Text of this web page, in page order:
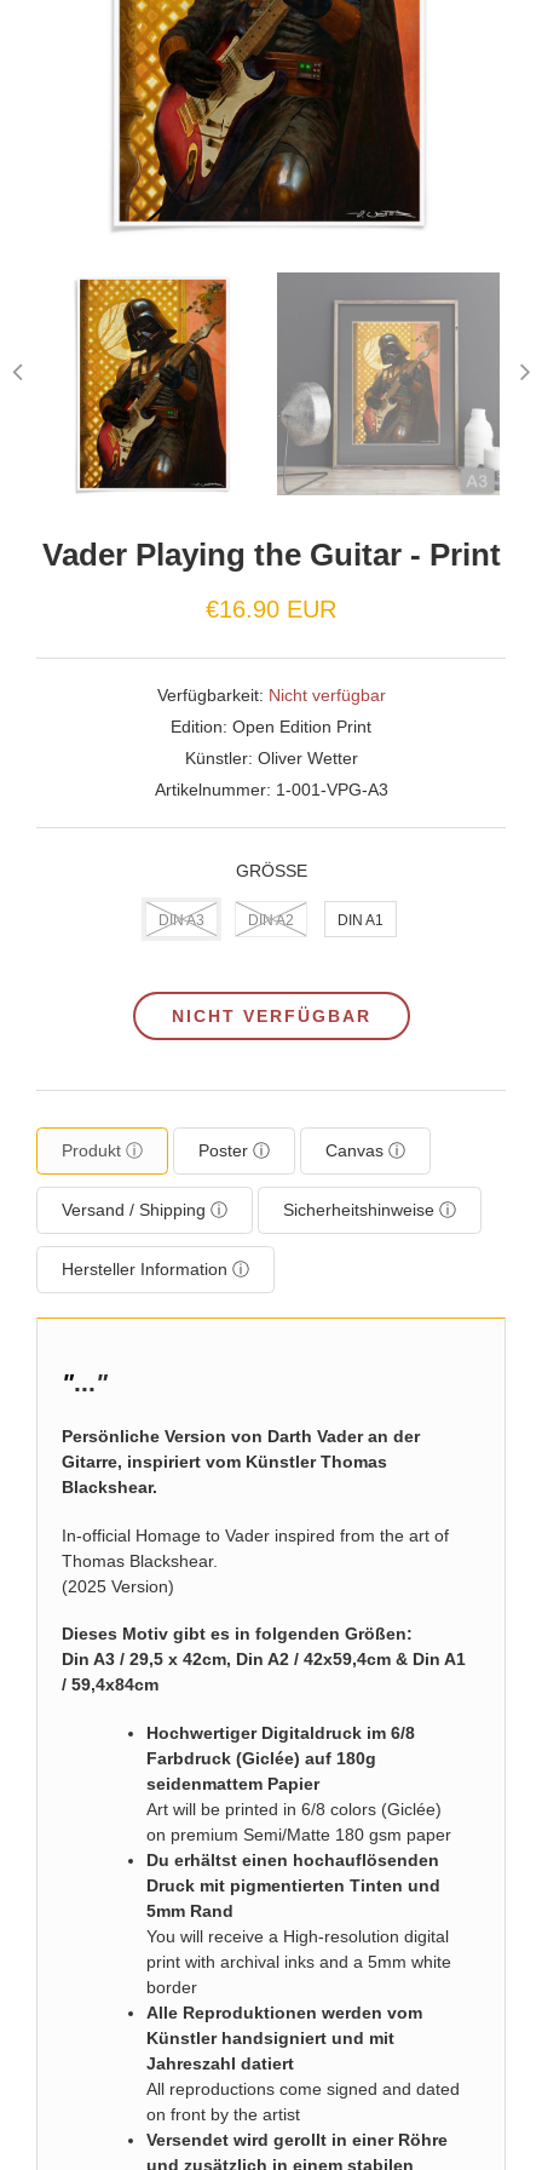
Vader Playing the Guitar - Print
€16.90 EUR
Verfügbarkeit: Nicht verfügbar
Edition: Open Edition Print
Künstler: Oliver Wetter
Artikelnummer: 1-001-VPG-A3
GRÖSSE
DIN A3 DIN A2 DIN A1
NICHT VERFÜGBAR
Produkt ⓘ Poster ⓘ Canvas ⓘ
Versand / Shipping ⓘ Sicherheitshinweise ⓘ
Hersteller Information ⓘ
"..."
Persönliche Version von Darth Vader an der
Gitarre, inspiriert vom Künstler Thomas
Blackshear.
In-official Homage to Vader inspired from the art of
Thomas Blackshear.
(2025 Version)
Dieses Motiv gibt es in folgenden Größen:
Din A3 / 29,5 x 42cm, Din A2 / 42x59,4cm & Din A1
/ 59,4x84cm
Hochwertiger Digitaldruck im 6/8
Farbdruck (Giclée) auf 180g
seidenmattem Papier
Art will be printed in 6/8 colors (Giclée)
on premium Semi/Matte 180 gsm paper
Du erhältst einen hochauflösenden
Druck mit pigmentierten Tinten und
5mm Rand
You will receive a High-resolution digital
print with archival inks and a 5mm white
border
Alle Reproduktionen werden vom
Künstler handsigniert und mit
Jahreszahl datiert
All reproductions come signed and dated
on front by the artist
Versendet wird gerollt in einer Röhre
und zusätzlich in einem stabilen